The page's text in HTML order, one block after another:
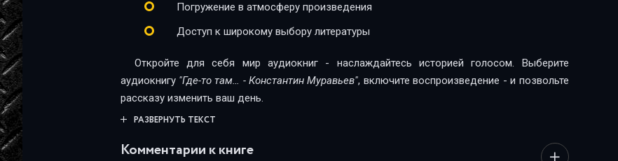
Погружение в атмосферу произведения
Доступ к широкому выбору литературы
Откройте для себя мир аудиокниг - наслаждайтесь историей голосом. Выберите
аудиокнигу "Где-то там… - Константин Муравьев", включите воспроизведение - и позвольте
рассказу изменить ваш день.
РАЗВЕРНУТЬ ТЕКСТ
Комментарии к книге